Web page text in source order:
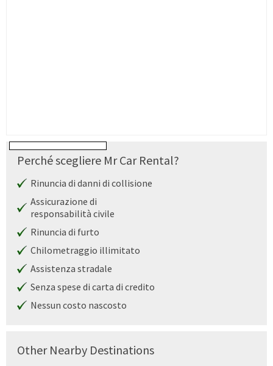
Perché scegliere Mr Car Rental?
Rinuncia di danni di collisione
Assicurazione di
responsabilità civile
Rinuncia di furto
Chilometraggio illimitato
Assistenza stradale
Senza spese di carta di credito
Nessun costo nascosto
Other Nearby Destinations